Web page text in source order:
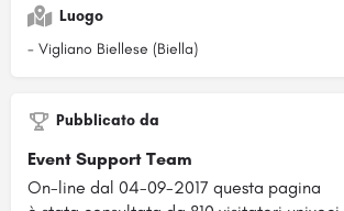
Luogo
- Vigliano Biellese (Biella)
Pubblicato da
Event Support Team
On-line dal 04-09-2017 questa pagina